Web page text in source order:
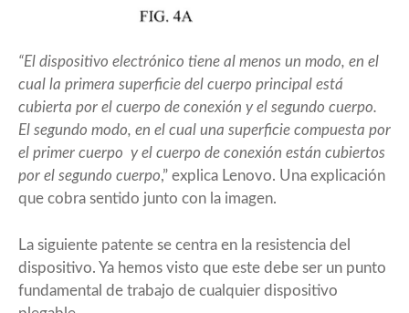
“El dispositivo electrónico tiene al menos un modo, en el
cual la primera superficie del cuerpo principal está
cubierta por el cuerpo de conexión y el segundo cuerpo.
El segundo modo, en el cual una superficie compuesta por
el primer cuerpo y el cuerpo de conexión están cubiertos
por el segundo cuerpo,” explica Lenovo. Una explicación
que cobra sentido junto con la imagen.
La siguiente patente se centra en la resistencia del
dispositivo. Ya hemos visto que este debe ser un punto
fundamental de trabajo de cualquier dispositivo